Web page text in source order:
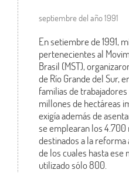
septiembre del año 1991
En setiembre de 1991,
pertenecientes al
Brasil (MST),
de Río Grande del Sur,
familias de
millones de hectáreas
exigía además de
se emplearan los
destinados a la reforma
de los cuales hasta ese
utilizado sólo 800.